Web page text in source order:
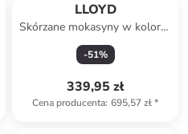
LLOYD
Skórzane mokasyny w kolorze
beżowym
-51%
339,95 zł
Cena producenta: 695,57 zł*